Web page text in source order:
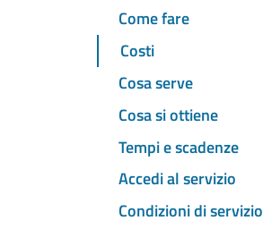
Come fare
Costi
Cosa serve
Cosa si ottiene
Tempi e scadenze
Accedi al servizio
Condizioni di servizio